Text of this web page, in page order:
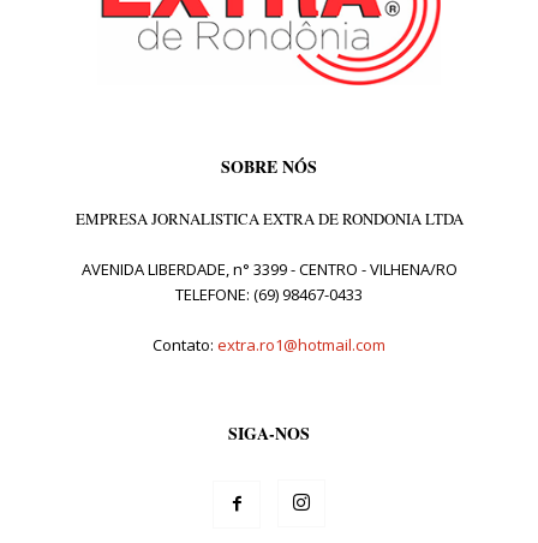
SOBRE NÓS
EMPRESA JORNALISTICA EXTRA DE RONDONIA LTDA
AVENIDA LIBERDADE, n° 3399 - CENTRO - VILHENA/RO
TELEFONE: (69) 98467-0433
Contato: extra.ro1@hotmail.com
SIGA-NOS